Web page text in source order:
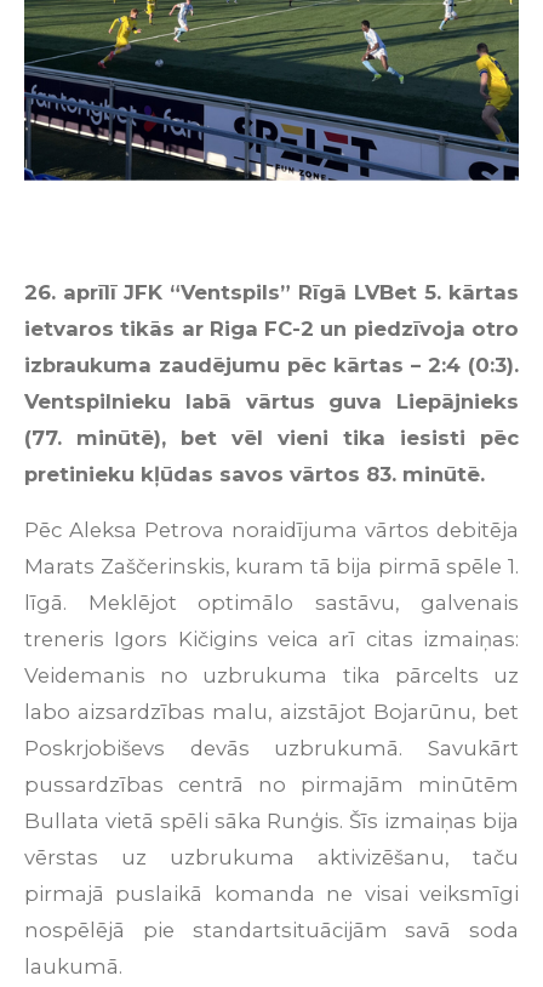
26. aprīlī JFK “Ventspils” Rīgā LVBet 5. kārtas
ietvaros tikās ar Riga FC-2 un piedzīvoja otro
izbraukuma zaudējumu pēc kārtas – 2:4 (0:3).
Ventspilnieku labā vārtus guva Liepājnieks
(77. minūtē), bet vēl vieni tika iesisti pēc
pretinieku kļūdas savos vārtos 83. minūtē.
Pēc Aleksa Petrova noraidījuma vārtos debitēja
Marats Zaščerinskis, kuram tā bija pirmā spēle 1.
līgā. Meklējot optimālo sastāvu, galvenais
treneris Igors Kičigins veica arī citas izmaiņas:
Veidemanis no uzbrukuma tika pārcelts uz
labo aizsardzības malu, aizstājot Bojarūnu, bet
Poskrjobiševs devās uzbrukumā. Savukārt
pussardzības centrā no pirmajām minūtēm
Bullata vietā spēli sāka Runģis. Šīs izmaiņas bija
vērstas uz uzbrukuma aktivizēšanu, taču
pirmajā puslaikā komanda ne visai veiksmīgi
nospēlējā pie standartsituācijām savā soda
laukumā.